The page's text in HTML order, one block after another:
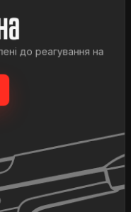
до реагування на